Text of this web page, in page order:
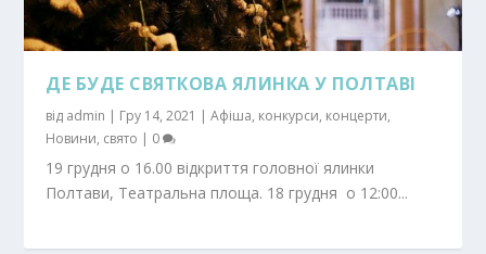
ДЕ БУДЕ СВЯТКОВА ЯЛИНКА У ПОЛТАВІ
від admin | Гру 14, 2021 |Афіша, конкурси, концерти,
Новини, свято | 0
19 грудня о 16.00 відкриття головної ялинки
Полтави, Театральна площа. 18 грудня о 12:00...